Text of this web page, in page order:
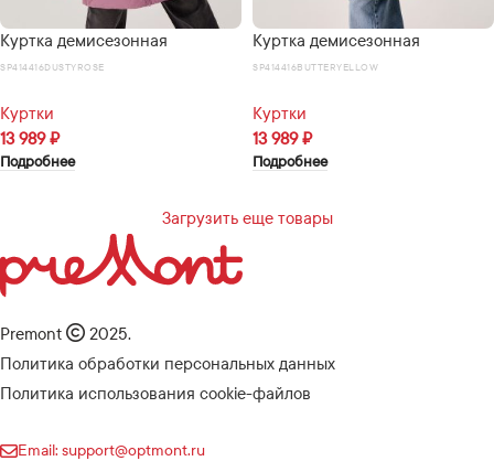
Куртка демисезонная
SP414416DUSTYROSE
Куртки
13 989₽
Подробнее
Куртка демисезонная
SP414416BUTTERYELLOW
Куртки
13 989₽
Подробнее
Загрузить еще товары
Premont
2025.
Политика обработки персональных данных
Политика использования cookie-файлов
Email: support@optmont.ru